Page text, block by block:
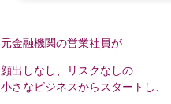
元金融機関の営業社員が
顔出しなし、リスクなしの
小さなビジネスからスタートし、